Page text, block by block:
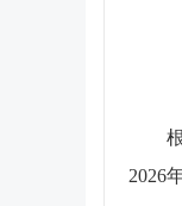
2026